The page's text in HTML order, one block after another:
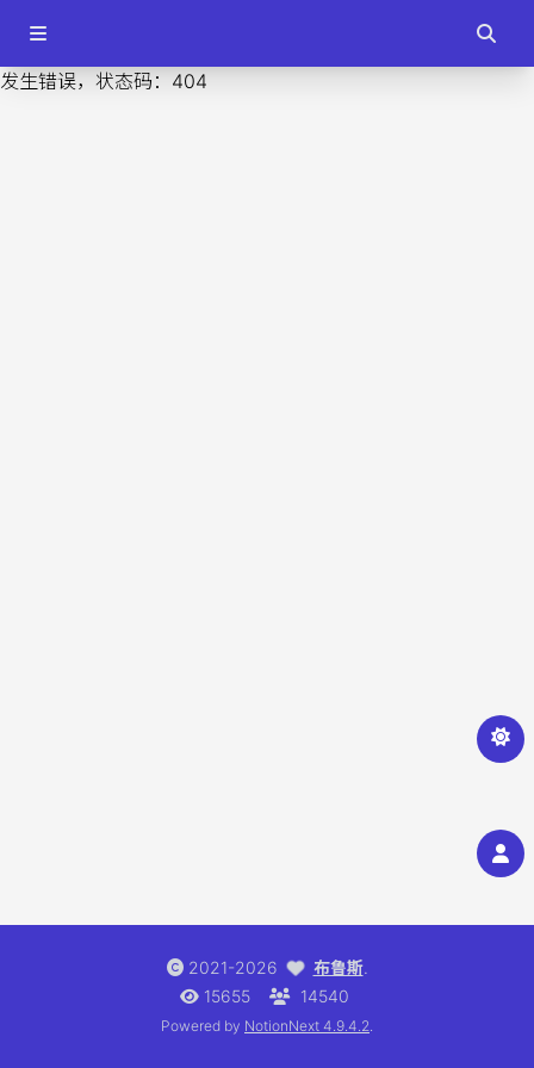
发生错误，状态码： 404
2021-2026 布鲁斯.
15655
14540
Powered by NotionNext 4.9.4.2.